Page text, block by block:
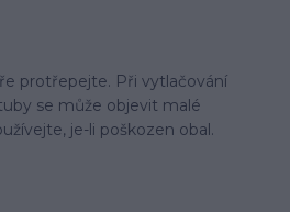
protřepejte. Při vytlačování
se může objevit malé
je-li poškozen obal.